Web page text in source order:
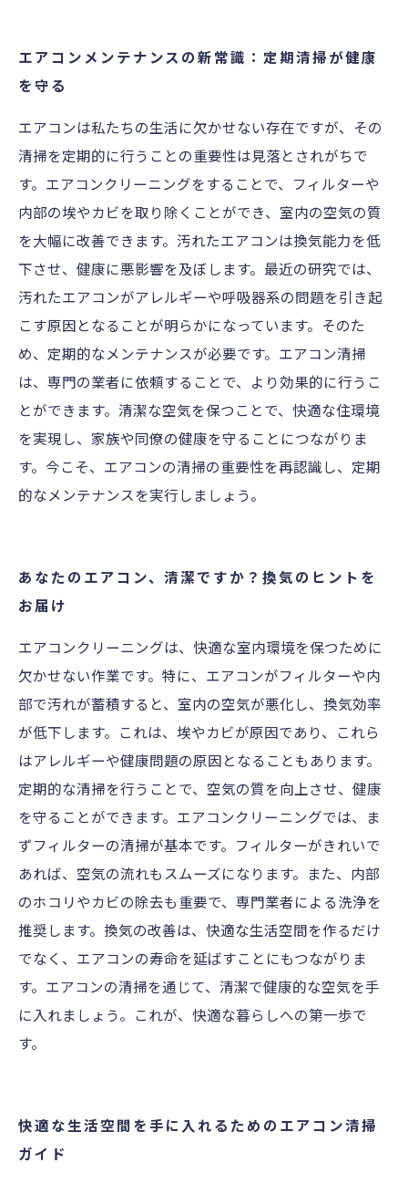
エアコンメンテナンスの新常識：定期清掃が健康
を守る
エアコンは私たちの生活に欠かせない存在ですが、その
清掃を定期的に行うことの重要性は見落とされがちで
す。エアコンクリーニングをすることで、フィルターや
内部の埃やカビを取り除くことができ、室内の空気の質
を大幅に改善できます。汚れたエアコンは換気能力を低
下させ、健康に悪影響を及ぼします。最近の研究では、
汚れたエアコンがアレルギーや呼吸器系の問題を引き起
こす原因となることが明らかになっています。そのた
め、定期的なメンテナンスが必要です。エアコン清掃
は、専門の業者に依頼することで、より効果的に行うこ
とができます。清潔な空気を保つことで、快適な住環境
を実現し、家族や同僚の健康を守ることにつながりま
す。今こそ、エアコンの清掃の重要性を再認識し、定期
的なメンテナンスを実行しましょう。
あなたのエアコン、清潔ですか？換気のヒントを
お届け
エアコンクリーニングは、快適な室内環境を保つために
欠かせない作業です。特に、エアコンがフィルターや内
部で汚れが蓄積すると、室内の空気が悪化し、換気効率
が低下します。これは、埃やカビが原因であり、これら
はアレルギーや健康問題の原因となることもあります。
定期的な清掃を行うことで、空気の質を向上させ、健康
を守ることができます。エアコンクリーニングでは、ま
ずフィルターの清掃が基本です。フィルターがきれいで
あれば、空気の流れもスムーズになります。また、内部
のホコリやカビの除去も重要で、専門業者による洗浄を
推奨します。換気の改善は、快適な生活空間を作るだけ
でなく、エアコンの寿命を延ばすことにもつながりま
す。エアコンの清掃を通じて、清潔で健康的な空気を手
に入れましょう。これが、快適な暮らしへの第一歩で
す。
快適な生活空間を手に入れるためのエアコン清掃
ガイド